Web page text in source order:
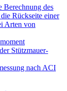
Berechnung des
Rückseite einer
Arten von
Stützmauer-
nach ACI